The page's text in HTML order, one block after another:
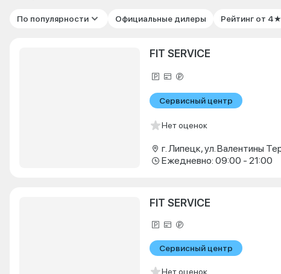
По популярности Официальные дилеры Рейтинг от 4★
FIT SERVICE
Сервисный центр
Нет оценок
Ежедневно: 09:00 - 21:00
FIT SERVICE
Сервисный центр
Нет оценок